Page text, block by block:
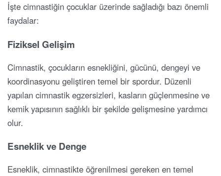
İşte cimnastiğin çocuklar üzerinde sağladığı bazı önemli
faydalar:
Fiziksel Gelişim
Cimnastik, çocukların esnekliğini, gücünü, dengeyi ve
koordinasyonu geliştiren temel bir spordur. Düzenli
yapılan cimnastik egzersizleri, kasların güçlenmesine ve
kemik yapısının sağlıklı bir şekilde gelişmesine yardımcı
olur.
Esneklik ve Denge
Esneklik, cimnastikte öğrenilmesi gereken en temel